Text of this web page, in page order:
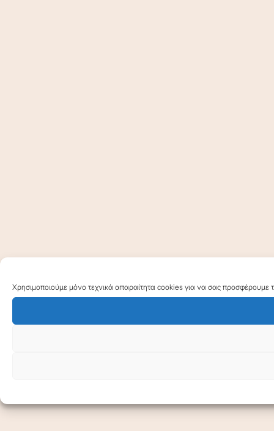
Χρησιμοποιούμε μόνο τεχνικά απαραίτητα cookies για να σας προσφέρουμε